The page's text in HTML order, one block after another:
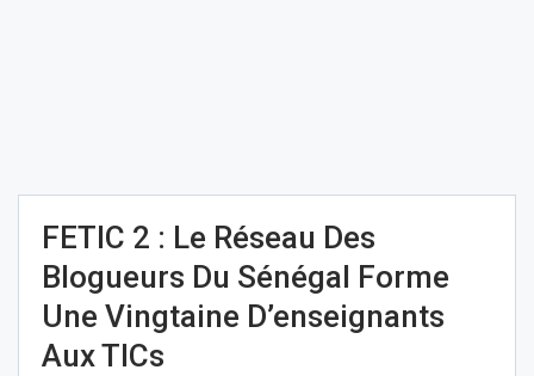
FETIC 2 : Le Réseau Des
Blogueurs Du Sénégal Forme
Une Vingtaine D’enseignants
Aux TICs